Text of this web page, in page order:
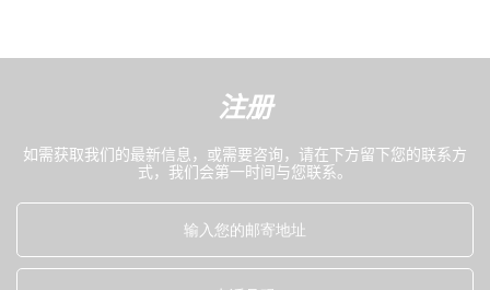
注册
如需获取我们的最新信息，或需要咨询，请在下方留下您的联系方
式，我们会第一时间与您联系。